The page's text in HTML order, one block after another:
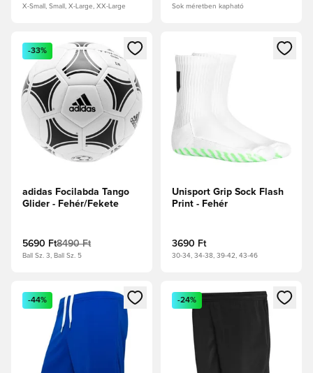
X-Small, Small, X-Large, XX-Large Sok méretben kapható
Megnyit egy modált a bejelentkezéshez vagy a tagként
-33%
adidas Focilabda Tango
Glider - Fehér/Fekete
5690 Ft8490 Ft
Ball Sz. 3, Ball Sz. 5
Megnyit egy modált a
Unisport Grip Sock Flash
Print - Fehér
3690 Ft
30-34, 34-38, 39-42, 43-46
Megnyit egy modált a bejelentkezéshez vagy a tagként
-44%
Megnyit egy modált a
-24%